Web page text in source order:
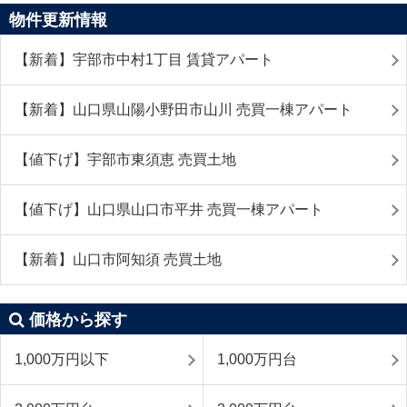
物件更新情報
【新着】宇部市中村1丁目 賃貸アパート
【新着】山口県山陽小野田市山川 売買一棟アパート
【値下げ】宇部市東須恵 売買土地
【値下げ】山口県山口市平井 売買一棟アパート
【新着】山口市阿知須 売買土地
価格から探す
1,000万円以下 1,000万円台